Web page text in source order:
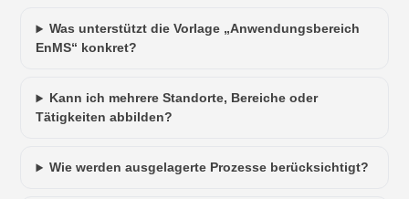
Was unterstützt die Vorlage „Anwendungsbereich
EnMS“ konkret?
Kann ich mehrere Standorte, Bereiche oder
Tätigkeiten abbilden?
Wie werden ausgelagerte Prozesse berücksichtigt?